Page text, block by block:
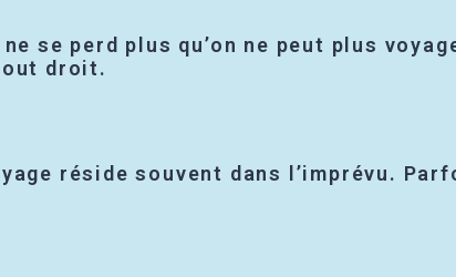
se perd plus qu’on ne peut plus
droit.
réside souvent dans l’imprévu.